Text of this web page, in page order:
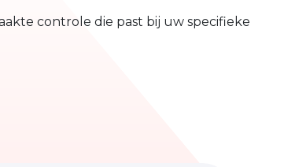
controle die past bij uw specifieke